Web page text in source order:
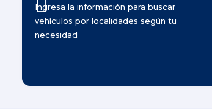
Ingresa la información para buscar
vehículos por localidades según tu
necesidad